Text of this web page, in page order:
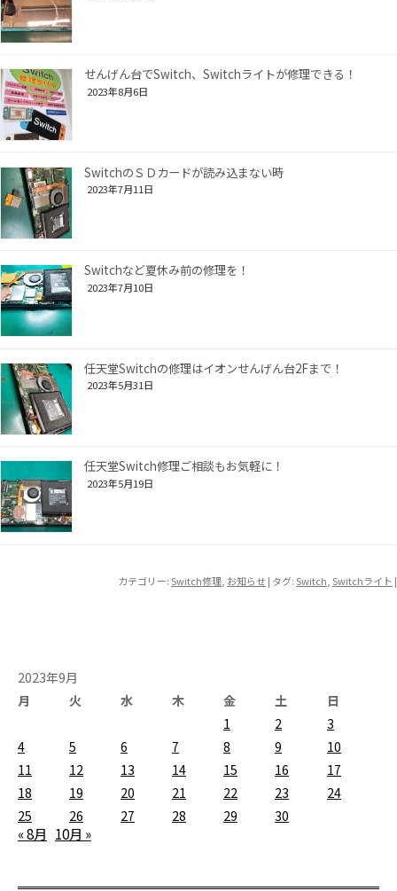
せんげん台でSwitch、Switchライトが修理できる！
2023年8月6日
SwitchのＳＤカードが読み込まない時
2023年7月11日
Switchなど夏休み前の修理を！
2023年7月10日
任天堂Switchの修理はイオンせんげん台2Fまで！
2023年5月31日
任天堂Switch修理ご相談もお気軽に！
2023年5月19日
カテゴリー: Switch修理 お知らせ | タグ: Switch Switchライト |
2023年9月
月
火 水 木 金 土
日
1
2
3
4
5 6 7 8 9
10
11
12 13 14 15 16
17
18
19 20 21 22 23
24
25
26 27 28 29 30
« 8月 10月 »